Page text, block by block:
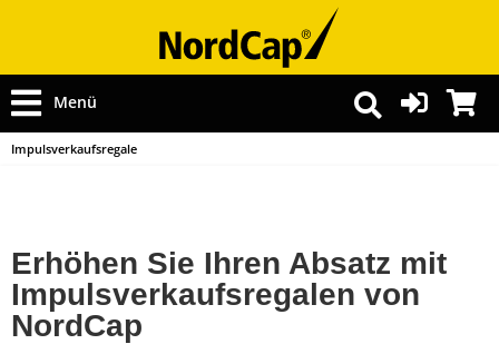
Menü
Impulsverkaufsregale
Erhöhen Sie Ihren Absatz mit
Impulsverkaufsregalen von
NordCap